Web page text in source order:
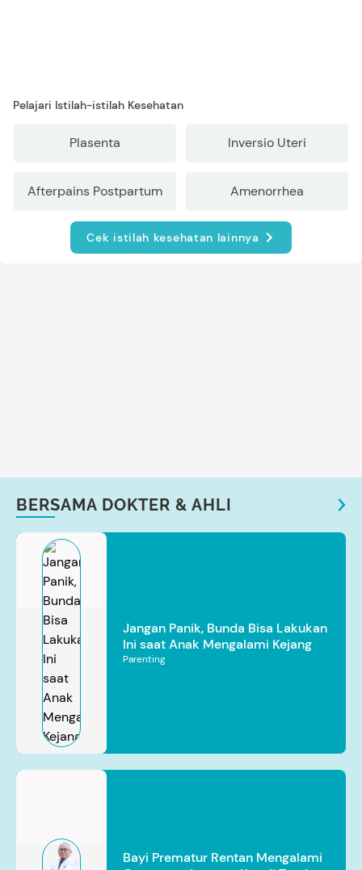
Pelajari Istilah-istilah Kesehatan
Plasenta Inversio Uteri
Afterpains Postpartum Amenorrhea
Cek istilah kesehatan lainnya
BERSAMA DOKTER & AHLI
Jangan Panik, Bunda Bisa Lakukan
Ini saat Anak Mengalami Kejang
Parenting
Bayi Prematur Rentan Mengalami